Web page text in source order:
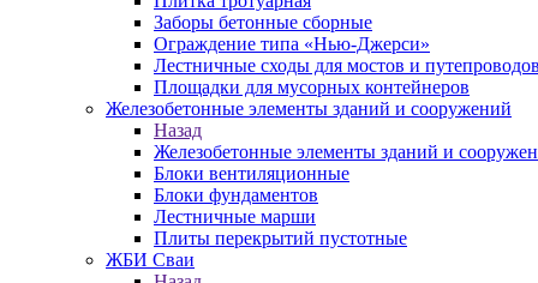
Заборы бетонные сборные
Ограждение типа «Нью-Джерси»
Лестничные сходы для мостов и путепроводов
Площадки для мусорных контейнеров
Железобетонные элементы зданий и сооружений
Назад
Железобетонные элементы зданий и
Блоки вентиляционные
Блоки фундаментов
Лестничные марши
Плиты перекрытий пустотные
ЖБИ Сваи